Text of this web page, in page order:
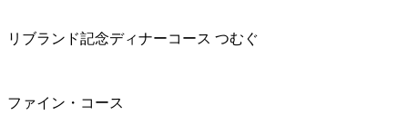
リブランド記念ディナーコース つむぐ
ファイン・コース